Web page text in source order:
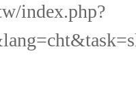
index.php?